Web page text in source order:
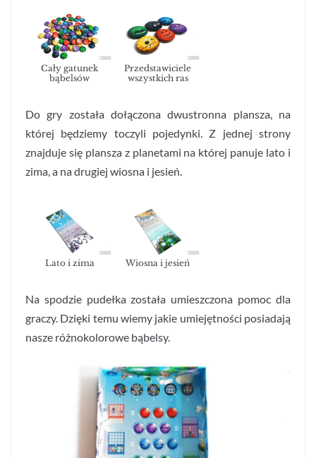
Cały gatunek
bąbelsów
Przedstawiciele
wszystkich ras
Do gry została dołączona dwustronna plansza, na
której będziemy toczyli pojedynki. Z jednej strony
znajduje się plansza z planetami na której panuje lato i
zima, a na drugiej wiosna i jesień.
Lato i zima Wiosna i jesień
Na spodzie pudełka została umieszczona pomoc dla
graczy. Dzięki temu wiemy jakie umiejętności posiadają
nasze różnokolorowe bąbelsy.